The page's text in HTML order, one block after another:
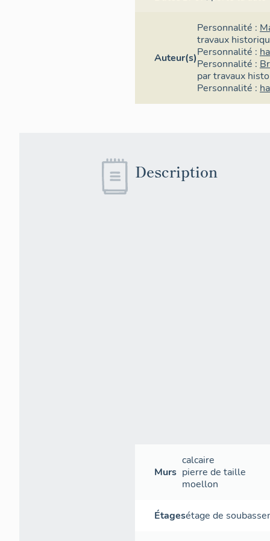
Auteur(s)
Personnalité :
travaux
Personnalité :
Personnalité :
par travaux
Personnalité :
Description
Murs
calcaire
pierre de taille
moellon
Étagesétage de